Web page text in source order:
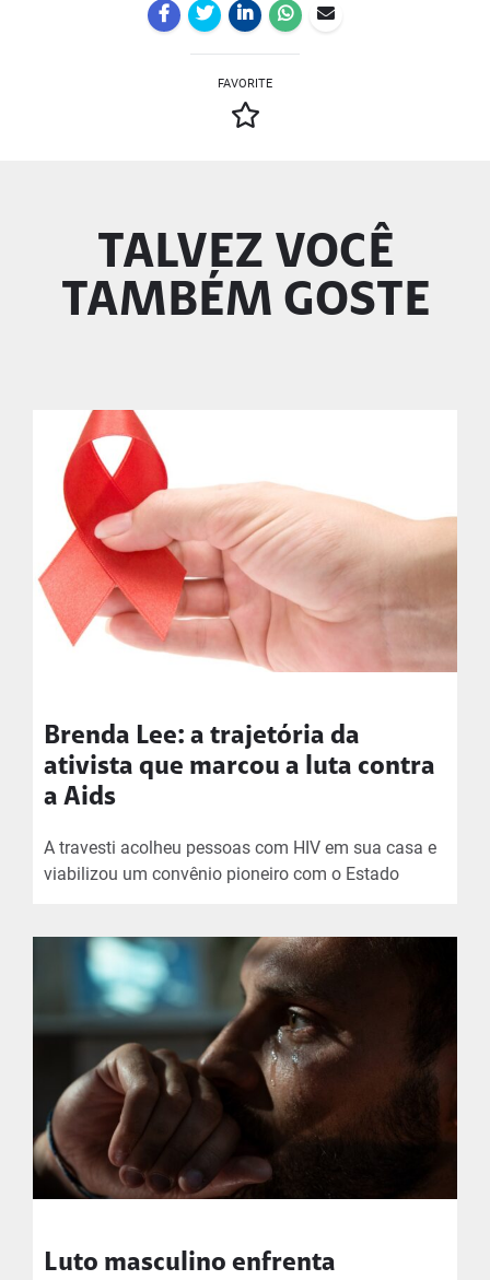
FAVORITE
TALVEZ VOCÊ
TAMBÉM GOSTE
Brenda Lee: a trajetória da
ativista que marcou a luta contra
a Aids
A travesti acolheu pessoas com HIV em sua casa e
viabilizou um convênio pioneiro com o Estado
Luto masculino enfrenta